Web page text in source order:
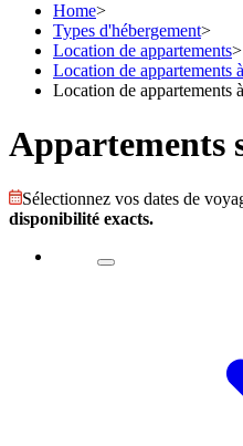
Home>
Types d'hébergement>
Location de appartements>
Location de appartements
Location de appartements
Appartements
Sélectionnez vos dates de
disponibilité exacts.